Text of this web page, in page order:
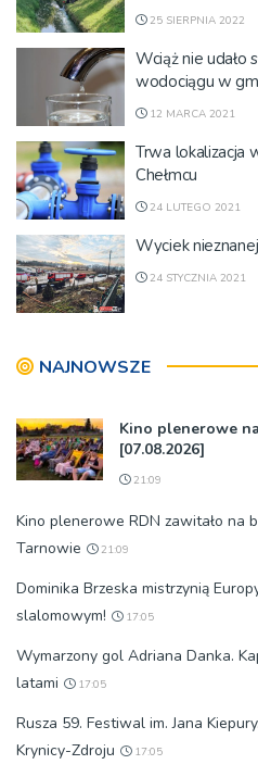
25 SIERPNIA 2022
Wciąż nie udało
wodociągu w
12 MARCA 2021
Trwa lokalizacja
Chełmcu
24 LUTEGO 2021
Wyciek
24 STYCZNIA 2021
NAJNOWSZE
Kino plenerowe
[07.08.2026]
21:09
Kino plenerowe RDN zawitało na
Tarnowie
21:09
Dominika Brzeska mistrzynią
slalomowym!
17:05
Wymarzony gol Adriana Danka.
latami
17:05
Rusza 59. Festiwal im. Jana
Krynicy-Zdroju
17:05